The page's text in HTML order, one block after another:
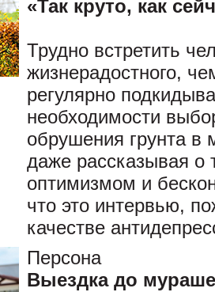
«Так круто, как
Трудно встретить
жизнерадостного,
регулярно
необходимости
обрушения грунта
даже рассказывая о
оптимизмом и
что это интервью,
качестве
Персона
Выездка до